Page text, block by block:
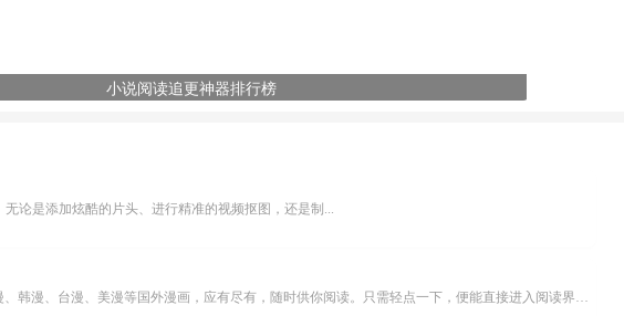
小说阅读追更神器排行榜
论是添加炫酷的片头、进行精准的视频抠图，还是制...
乐可漫画APP，堪称主打免费与高清的在线漫画阅读神器。其官方版提供海量完整版漫画资源，无论是国内漫画，还是日漫、韩漫、台漫、美漫等国外漫画，应有尽有，随时供你阅读。只需轻点一下，便能直接进入阅读界面。不仅如此，乐可漫画最新版本更新速度极快，在这里，你总能抢先看到全网一手漫画章节内容！...